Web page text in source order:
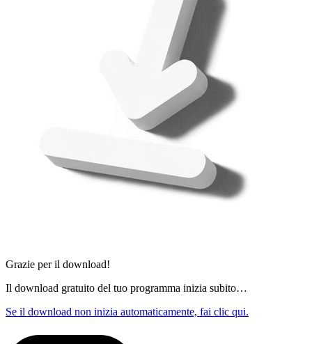
Grazie per il download!
Il download gratuito del tuo programma inizia subito…
Se il download non inizia automaticamente, fai clic qui.